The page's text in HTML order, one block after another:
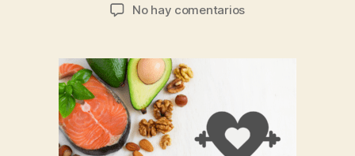
No hay comentariosen
omega-
nutriente
esencial
para